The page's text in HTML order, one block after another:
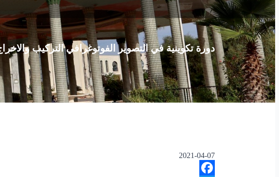
دورة تكوينية في التصوير الفوتوغرافي التركيب
2021-04-07